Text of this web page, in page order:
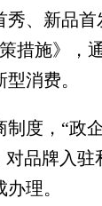
、新品
措施》，
消费。
度，“政
品牌入驻
理。